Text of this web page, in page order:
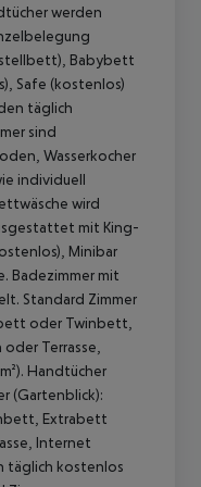
werden
Babybett
Safe (kostenlos)
täglich
sind
Wasserkocher
individuell
wird
mit King-
Minibar
Badezimmer mit
Standard Zimmer
oder Twinbett,
Terrasse,
Handtücher
(Gartenblick):
Extrabett
Internet
täglich kostenlos